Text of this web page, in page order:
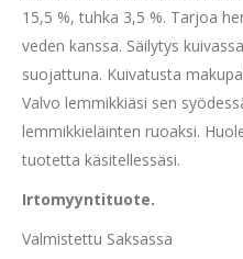
15,5 %, tuhka 3,5 %. Tarjoa
veden kanssa. Säilytys
suojattuna. Kuivatusta
Valvo lemmikkiäsi sen
lemmikkieläinten ruoaksi.
tuotetta käsitellessäsi.
Irtomyyntituote.
Valmistettu Saksassa